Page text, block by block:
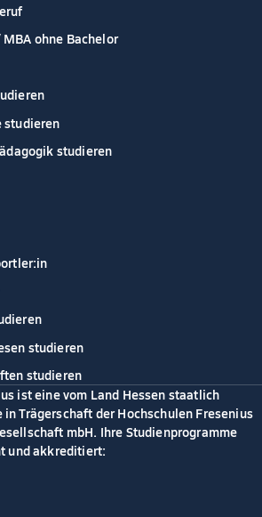
ohne Bachelor
studieren
studieren
studieren
studieren
ist eine vom Land Hessen staatlich
Trägerschaft der Hochschulen Fresenius
mbH. Ihre Studienprogramme
und akkreditiert: